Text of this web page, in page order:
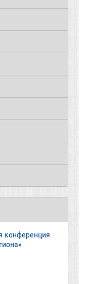
конференция